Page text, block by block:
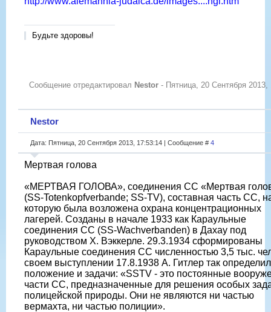
Будьте здоровы!
Сообщение отредактировал Nestor - Пятница, 20 Сентября 2013,
Nestor
Дата: Пятница, 20 Сентября 2013, 17:53:14 | Сообщение # 4
Мертвая голова
«МЕРТВАЯ ГОЛОВА», соединения СС «Мертвая
(SS-Totenkopfverbande; SS-TV), составная часть СС,
которую была возложена охрана концентрационных
лагерей. Созданы в начале 1933 как Караульные
соединения СС (SS-Wachverbanden) в Дахау под
руководством X. Вэккерле. 29.3.1934 сформированы
Караульные соединения СС численностью 3,5 тыс.
своем выступлении 17.8.1938 А. Гитлер так
положение и задачи: «SSTV - это постоянные
части СС, предназначенные для решения особых
полицейской природы. Они не являются ни частью
вермахта, ни частью полиции».